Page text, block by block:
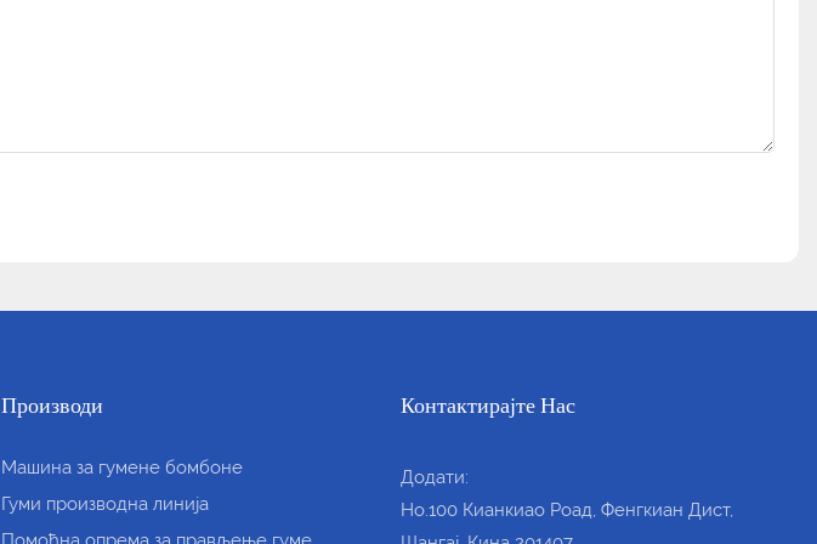
Производи
Машина за гумене бомбоне
Гуми производна линија
Контактирајте Нас
Додати:
Но.100 Кианкиао Роад, Фенгкиан Дист,